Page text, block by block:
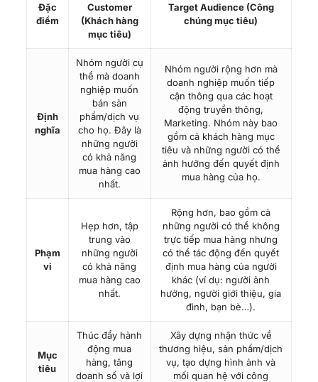
Đặc
điểm
Customer
(Khách hàng
mục tiêu)
Target Audience (Công
chúng mục tiêu)
Định
nghĩa
Nhóm người cụ
thể mà doanh
nghiệp muốn
bán sản
phẩm/dịch vụ
cho họ. Đây là
những người
có khả năng
mua hàng cao
nhất.
Nhóm người rộng hơn mà
doanh nghiệp muốn tiếp
cận thông qua các hoạt
động truyền thông,
Marketing. Nhóm này bao
gồm cả khách hàng mục
tiêu và những người có thể
ảnh hưởng đến quyết định
mua hàng của họ.
Phạm
vi
Hẹp hơn, tập
trung vào
những người
có khả năng
mua hàng cao
nhất.
Rộng hơn, bao gồm cả
những người có thể không
trực tiếp mua hàng nhưng
có thể tác động đến quyết
định mua hàng của người
khác (ví dụ: người ảnh
hưởng, người giới thiệu, gia
đình, bạn bè…).
Mục
tiêu
Thúc đẩy hành
động mua
hàng, tăng
doanh số và lợi
Xây dựng nhận thức về
thương hiệu, sản phẩm/dịch
vụ, tạo dựng hình ảnh và
mối quan hệ với công